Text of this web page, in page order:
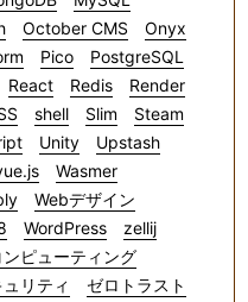
October CMS
Onyx
Pico
PostgreSQL
React Redis
Render
shell Slim
Steam
Unity
Upstash
Wasmer
Webデザイン
WordPress
zellij
ピューティング
リティ
ゼロトラスト